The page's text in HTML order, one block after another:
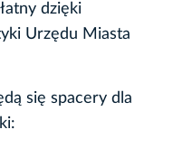
dzięki
Urzędu Miasta
się spacery dla